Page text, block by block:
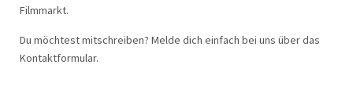
Filmmarkt.
Du möchtest mitschreiben? Melde dich einfach bei uns über das
Kontaktformular.